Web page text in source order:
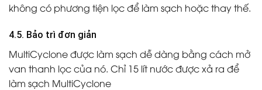
không có phương tiện lọc để làm sạch hoặc thay thế.
4.5. Bảo trì đơn giản
MultiCyclone được làm sạch dễ dàng bằng cách mở
van thanh lọc của nó. Chỉ 15 lít nước được xả ra để
làm sạch MultiCyclone